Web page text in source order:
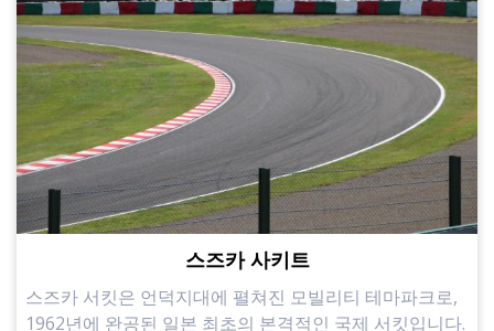
스즈카 사키트
스즈카 서킷은 언덕지대에 펼쳐진 모빌리티 테마파크로,
1962년에 완공된 일본 최초의 본격적인 국제 서킷입니다.